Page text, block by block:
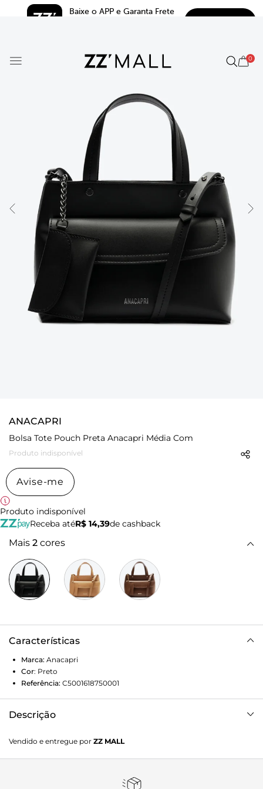
Baixe o APP e Garanta Frete
0
ANACAPRI
Bolsa Tote Pouch Preta Anacapri Média Com
Produto indisponível
Avise-me
Produto indisponível
Receba atéR$ 14,39de cashback
Mais 2 cores
Características
Marca: Anacapri
Cor: Preto
Referência: C5001618750001
Descrição
modelo de material similar ao couro possui shape
estruturado, com acabamento arredondado nos cantos. No
removível por carrapetas e alças de mão com detalhe em
Vendido e entregue por ZZ MALL